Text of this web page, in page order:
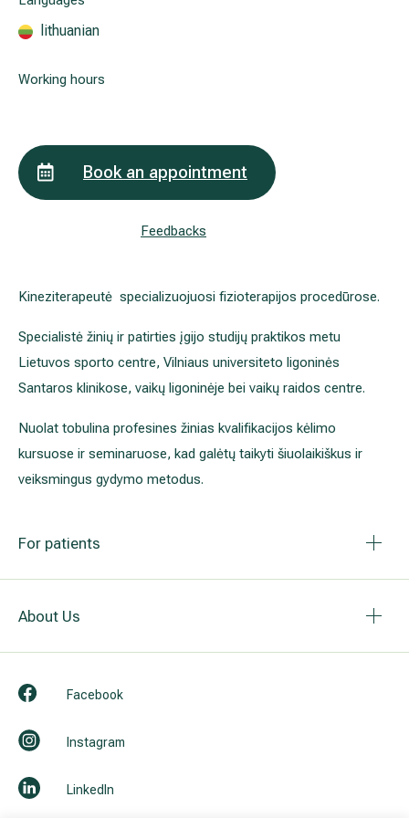
lithuanian
Working hours
Book an appointment
Feedbacks
Kineziterapeutė specializuojuosi fizioterapijos procedūrose.
Specialistė žinių ir patirties įgijo studijų praktikos metu
Lietuvos sporto centre, Vilniaus universiteto ligoninės
Santaros klinikose, vaikų ligoninėje bei vaikų raidos centre.
Nuolat tobulina profesines žinias kvalifikacijos kėlimo
kursuose ir seminaruose, kad galėtų taikyti šiuolaikiškus ir
veiksmingus gydymo metodus.
For patients
About Us
Facebook
Instagram
LinkedIn